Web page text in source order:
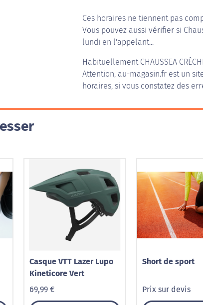
Ces horaires ne tiennent pas
Vous pouvez aussi vérifier si
lundi en l'appelant...
Habituellement CHAUSSEA
Attention, au-magasin.fr est un
horaires, si vous constatez des
Casque VTT Lazer Lupo
Kineticore Vert
69,99 €
Short de sport
Prix sur devis